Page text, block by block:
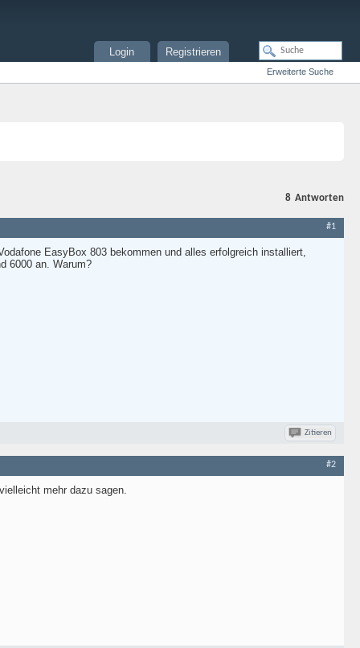
Registrieren
Login
Erweiterte Suche
8 Antworten
#1
EasyBox 803 bekommen und alles erfolgreich installiert,
6000 an. Warum?
Zitieren
#2
mehr dazu sagen.